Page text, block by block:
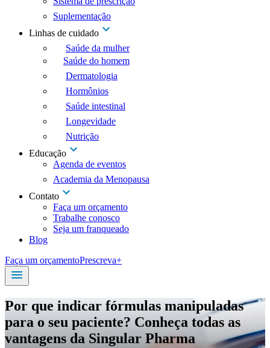
Suplementação
Linhas de cuidado
Saúde da mulher
Saúde do homem
Dermatologia
Hormônios
Saúde intestinal
Longevidade
Nutrição
Educação
Agenda de eventos
Academia da Menopausa
Contato
Faça um orçamento
Trabalhe conosco
Seja um franqueado
Blog
Faça um orçamentoPrescreva+
Por que indicar fórmulas manipuladas
para o seu paciente? Conheça todas as
vantagens da Singular Pharma